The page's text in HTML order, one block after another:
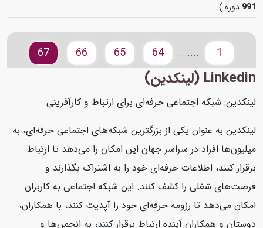
991دوره )
.......
64
65
66
67
Linkedin (لینکدین)
لینکدین: شبکه اجتماعی حرفه‌ای برای ارتباط و کارآفرینی
لینکدین به عنوان یکی از بزرگترین شبکه‌های اجتماعی حرفه‌ای، به
میلیون‌ها افراد در سراسر جهان این امکان را می‌دهد تا ارتباط
برقرار کنند، اطلاعات حرفه‌ای خود را به اشتراک بگذارند و
فرصت‌های شغلی را کشف کنند. این شبکه اجتماعی به کاربران
امکان می‌دهد تا رزومه حرفه‌ای خود را آپدیت کنند، با همکاران،
دوستان و همکاران آینده ارتباط برقرار کنند، به انجمن‌ها و